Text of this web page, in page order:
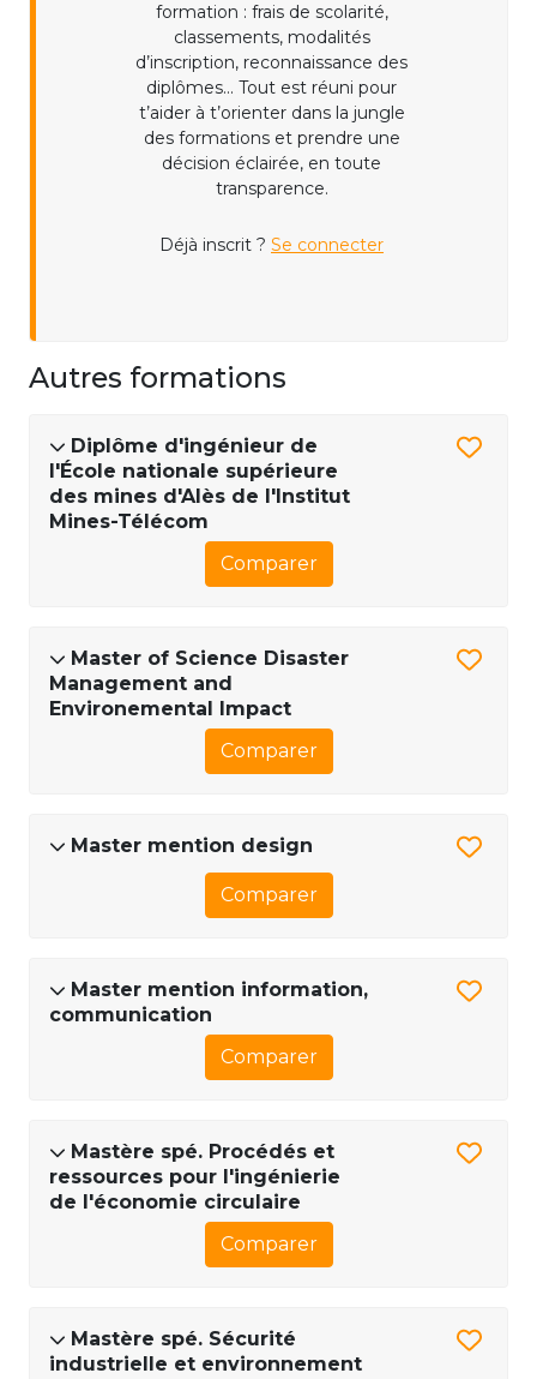
formation : frais de scolarité,
classements, modalités
d’inscription, reconnaissance des
diplômes... Tout est réuni pour
t’aider à t’orienter dans la jungle
des formations et prendre une
décision éclairée, en toute
transparence.
Déjà inscrit ? Se connecter
Autres formations
Diplôme d'ingénieur de
l'École nationale supérieure
des mines d'Alès de l'Institut
Mines-Télécom
Comparer
Master of Science Disaster
Management and
Environemental Impact
Comparer
Master mention design
Comparer
Master mention information,
communication
Comparer
Mastère spé. Procédés et
ressources pour l'ingénierie
de l'économie circulaire
Comparer
Mastère spé. Sécurité
industrielle et environnement